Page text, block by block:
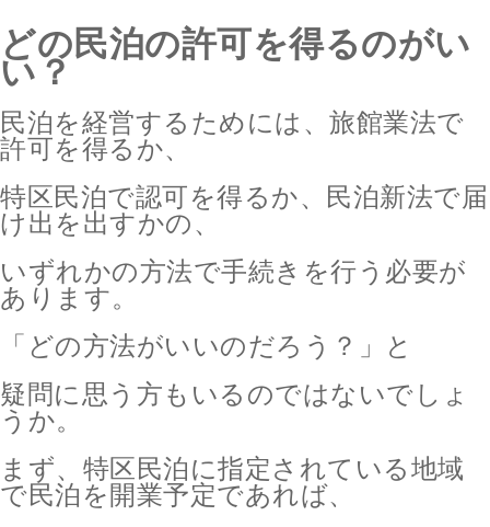
どの民泊の許可を得るのがい
い？
民泊を経営するためには、旅館業法で
許可を得るか、
特区民泊で認可を得るか、民泊新法で届
け出を出すかの、
いずれかの方法で手続きを行う必要が
あります。
「どの方法がいいのだろう？」と
疑問に思う方もいるのではないでしょ
うか。
まず、特区民泊に指定されている地域
で民泊を開業予定であれば、